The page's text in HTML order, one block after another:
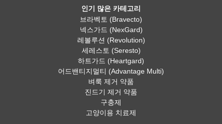
인기 많은 카테고리
브라벡토 (Bravecto)
넥스가드 (NexGard)
레볼루션 (Revolution)
세레스토 (Seresto)
하트가드 (Heartgard)
어드밴티지멀티 (Advantage Multi)
벼룩 제거 약품
진드기 제거 약품
구충제
고양이용 치료제